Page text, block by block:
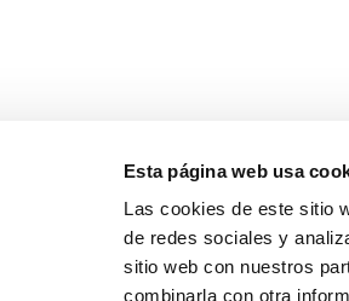
Esta página web usa
Las cookies de este sitio
de redes sociales y
sitio web con nuestros
combinarla con otra
13 de diciembre de 2022